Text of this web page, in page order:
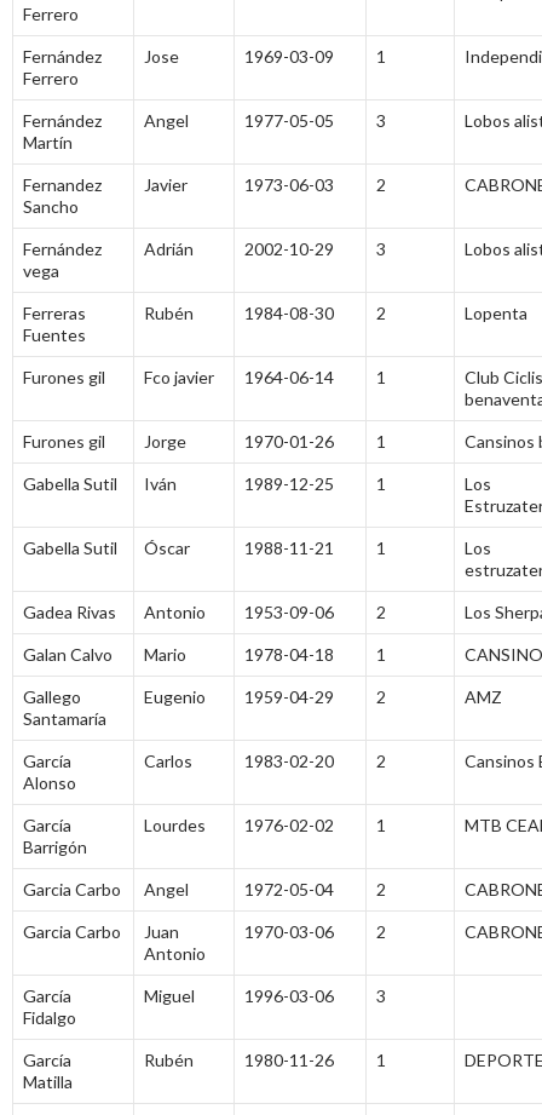
Ferrero
Fernández
Ferrero
Jose 1969-03-09 1
Fernández
Martín
Angel 1977-05-05 3 Lobos
Fernandez
Sancho
Javier 1973-06-03 2
Fernández
vega
Adrián 2002-10-29 3 Lobos
Ferreras
Fuentes
Rubén 1984-08-30 2 Lopenta
Furones gil Fco javier 1964-06-14 1
Club
Furones gil Jorge 1970-01-26 1 Cansinos
Gabella Sutil Iván 1989-12-25 1
Los
Gabella Sutil Óscar 1988-11-21 1
Los
Gadea Rivas Antonio 1953-09-06 2 Los
Galan Calvo Mario 1978-04-18 1
Gallego
Santamaría
Eugenio 1959-04-29 2 AMZ
García
Alonso
Carlos 1983-02-20 2 Cansinos
García
Barrigón
Lourdes 1976-02-02 1 MTB
Garcia Carbo Angel 1972-05-04 2
Garcia Carbo
Juan
Antonio
1970-03-06 2
García
Fidalgo
Miguel 1996-03-06 3
García
Matilla
Rubén 1980-11-26 1